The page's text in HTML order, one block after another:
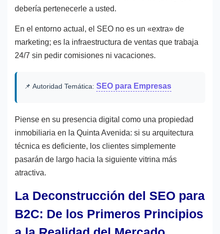
debería pertenecerle a usted.
En el entorno actual, el SEO no es un «extra» de
marketing; es la infraestructura de ventas que trabaja
24/7 sin pedir comisiones ni vacaciones.
📌 Autoridad Temática: SEO para Empresas
Piense en su presencia digital como una propiedad
inmobiliaria en la Quinta Avenida: si su arquitectura
técnica es deficiente, los clientes simplemente
pasarán de largo hacia la siguiente vitrina más
atractiva.
La Deconstrucción del SEO para
B2C: De los Primeros Principios